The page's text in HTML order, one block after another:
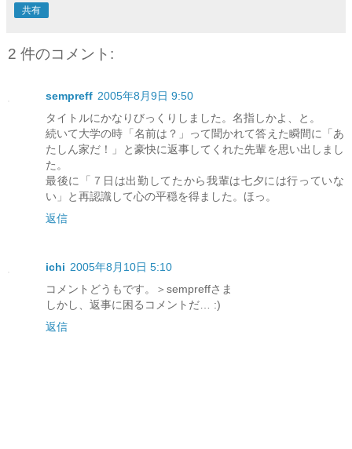
共有
2 件のコメント:
sempreff 2005年8月9日 9:50
タイトルにかなりびっくりしました。名指しかよ、と。
続いて大学の時「名前は？」って聞かれて答えた瞬間に「あ
たしん家だ！」と豪快に返事してくれた先輩を思い出しまし
た。
最後に「７日は出勤してたから我輩は七夕には行っていな
い」と再認識して心の平穏を得ました。ほっ。
返信
ichi 2005年8月10日 5:10
コメントどうもです。＞sempreffさま
しかし、返事に困るコメントだ… :)
返信